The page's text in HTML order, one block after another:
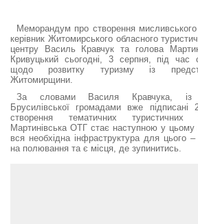
Меморандум про створення
керівник Житомирського обласного
центру Василь Кравчук та голова
Кривуцький сьогодні, 3 серпня, під час
щодо розвитку туризму із
Житомирщини.
За словами Василя Кравчука, із
Брусилівської громадами вже
створення тематичних туристичних
Мартинівська ОТГ стає наступною у цьому
вся необхідна інфраструктура для цього
на полювання та є місця, де зупинитись.